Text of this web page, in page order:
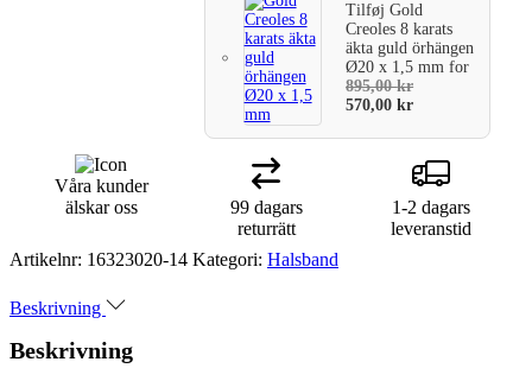
TilføjGold
Creoles 8 karats
äkta guld örhängen
Ø20 x 1,5 mmfor
895,00kr
570,00kr
Våra kunder
älskar oss
99 dagars
returrätt
1-2 dagars
leveranstid
Artikelnr: 16323020-14 Kategori: Halsband
Beskrivning
Beskrivning